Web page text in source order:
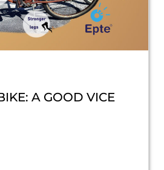
A GOOD VICE